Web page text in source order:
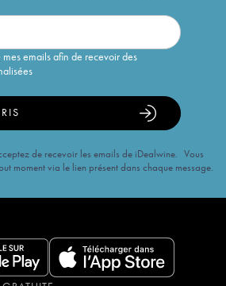
emails afin de recevoir des
de recevoir les emails de iDealwine. Vous
moment via le lien présent dans chaque message.